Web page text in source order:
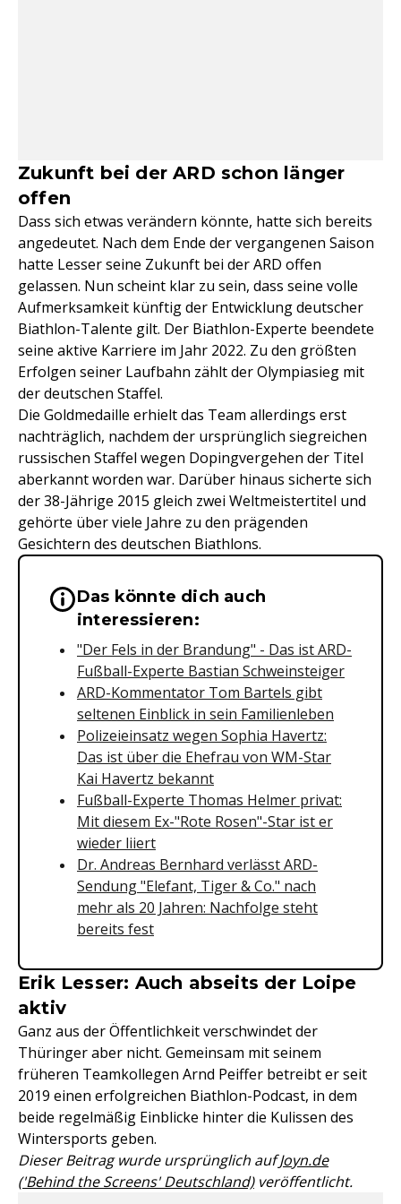
Zukunft bei der ARD schon länger
offen
Dass sich etwas verändern könnte, hatte sich bereits
angedeutet. Nach dem Ende der vergangenen Saison
hatte Lesser seine Zukunft bei der ARD offen
gelassen. Nun scheint klar zu sein, dass seine volle
Aufmerksamkeit künftig der Entwicklung deutscher
Biathlon-Talente gilt. Der Biathlon-Experte beendete
seine aktive Karriere im Jahr 2022. Zu den größten
Erfolgen seiner Laufbahn zählt der Olympiasieg mit
der deutschen Staffel.
Die Goldmedaille erhielt das Team allerdings erst
nachträglich, nachdem der ursprünglich siegreichen
russischen Staffel wegen Dopingvergehen der Titel
aberkannt worden war. Darüber hinaus sicherte sich
der 38-Jährige 2015 gleich zwei Weltmeistertitel und
gehörte über viele Jahre zu den prägenden
Gesichtern des deutschen Biathlons.
Wichtige Hinweise &
Das könnte dich auch
interessieren:
"Der Fels in der Brandung" - Das ist ARD-
Fußball-Experte Bastian Schweinsteiger
ARD-Kommentator Tom Bartels gibt
seltenen Einblick in sein Familienleben
Polizeieinsatz wegen Sophia Havertz:
Das ist über die Ehefrau von WM-Star
Kai Havertz bekannt
Fußball-Experte Thomas Helmer privat:
Mit diesem Ex-"Rote Rosen"-Star ist er
wieder liiert
Dr. Andreas Bernhard verlässt ARD-
Sendung "Elefant, Tiger & Co." nach
mehr als 20 Jahren: Nachfolge steht
bereits fest
Erik Lesser: Auch abseits der Loipe
aktiv
Ganz aus der Öffentlichkeit verschwindet der
Thüringer aber nicht. Gemeinsam mit seinem
früheren Teamkollegen Arnd Peiffer betreibt er seit
2019 einen erfolgreichen Biathlon-Podcast, in dem
beide regelmäßig Einblicke hinter die Kulissen des
Wintersports geben.
Dieser Beitrag wurde ursprünglich aufJoyn.de
('Behind the Screens' Deutschland)veröffentlicht.